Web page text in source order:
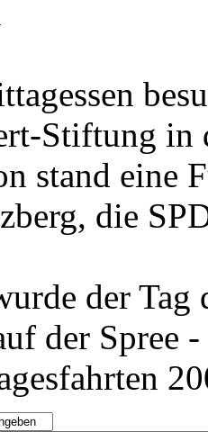
Stiftung in
stand eine
die
der
der